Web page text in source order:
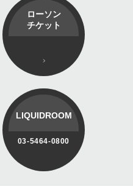
ローソン
チケット
LIQUIDROOM
03-5464-0800